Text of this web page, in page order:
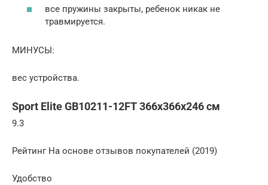
все пружины закрыты, ребенок никак не
травмируется.
МИНУСЫ:
вес устройства.
Sport Elite GB10211-12FT 366х366х246 см
9.3
Рейтинг На основе отзывов покупателей (2019)
Удобство